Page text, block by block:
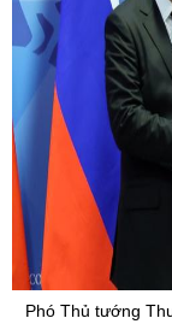
Phó Thủ tướng